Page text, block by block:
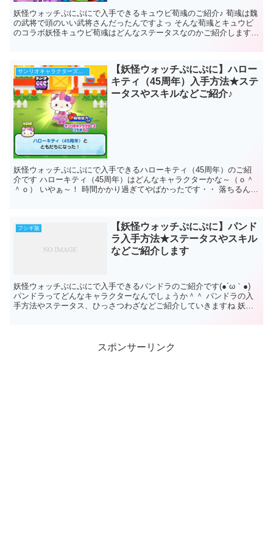
妖怪ウォッチぷにぷにで入手できるキュウビ荀彧のご紹介♪ 荀彧は魏
の武将で頭のいい武将さんだったんですよっ そんな荀彧とキュウビ
のコラボ妖怪キュウビ荀彧はどんなステータスなのかご紹介します
サンリオキャラクターズコラボ第2弾
【妖怪ウォッチぷにぷに】ハロー
キティ（45周年）入手方法★ステ
ータスやスキルなどご紹介♪
妖怪ウォッチぷにぷにで入手できるハローキティ（45周年）のご紹
介です ハローキティ（45周年）はどんなキャラクターかな～（ｏ＾
＾ｏ） いやぁ～！ 時間かかり過ぎてやばかったです・・ 落ちるんか
フシギ族
【妖怪ウォッチぷにぷに】パンド
ラ入手方法★ステータスやスキル
などご紹介します
妖怪ウォッチぷにぷにで入手できるパンドラのご紹介です(●´ω｀●)
パンドラってどんなキャラクターなんでしょうか＾＾ パンドラの入
手方法やステータス、ひっさつわざなどご紹介していきますね 妖怪
スポンサーリンク